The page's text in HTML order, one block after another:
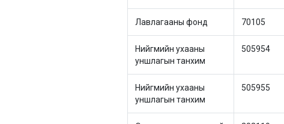
Лавлагааны фонд 70105
Нийгмийн ухааны
уншлагын танхим
505954
Нийгмийн ухааны
уншлагын танхим
505955